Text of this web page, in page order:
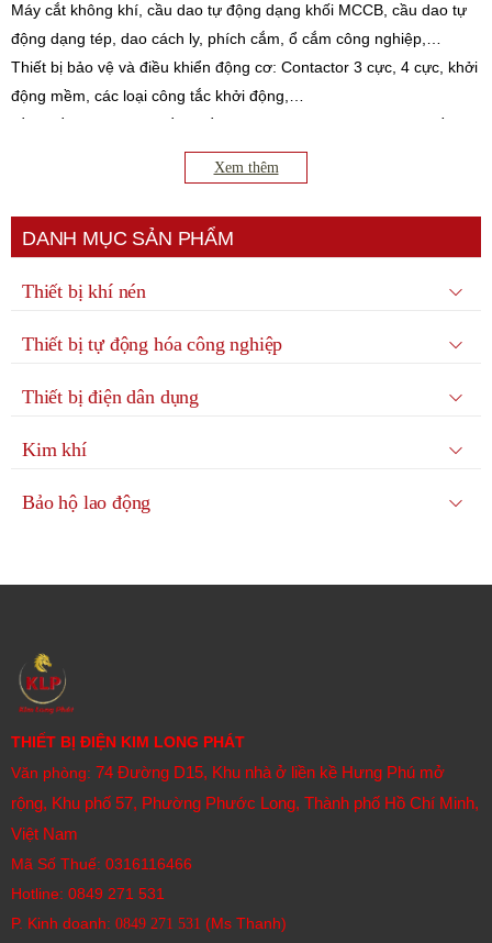
Máy cắt không khí, cầu dao tự động dạng khối MCCB, cầu dao tự
động dạng tép, dao cách ly, phích cắm, ổ cắm công nghiệp,…
Thiết bị bảo vệ và điều khiển động cơ: Contactor 3 cực, 4 cực, khởi
động mềm, các loại công tắc khởi động,…
Đồng hồ đo đa năng, đồng hồ đo điện áp, tủ điện nhựa, hộp cầu
chì, biến dòng, Rơ le chống dò, còi cảnh báo, nút nhấn, công tắc
chuyển mạch, Role, rơ le thời gian, bộ cấp nguồn, rơ le nhiệt,…
Ứng dụng thiết bị đóng cắt ABB
Thiết bị đóng cắt và điều khiển ABB được sản xuất và đáp ứng đầy đủ cho
trời, điện gió, thực phẩm, chăm sóc sức khỏe. Khai khoáng, hóa chất, tàu
biển, thông khí tòa nhà, lưu trữ điện năng, xây dựng, chế tạo,…
Xem thêm
DANH MỤC SẢN PHẨM
Thiết bị khí nén
Thiết bị tự động hóa công nghiệp
Thiết bị điện dân dụng
Kim khí
Bảo hộ lao động
THIẾT BỊ ĐIỆN KIM LONG PHÁT
Văn phòng: 74 Đường D15, Khu nhà ở liền kề Hưng Phú mở
rộng, Khu phố 57, Phường Phước Long, Thành phố Hồ Chí Minh,
Việt Nam
Mã Số Thuế: 0316116466
Hotline: 0849 271 531
P. Kinh doanh: 0849 271 531 (Ms Thanh)